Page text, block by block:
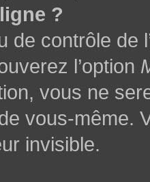
?
de contrôle de
l’option
vous ne
vous-même.
invisible.